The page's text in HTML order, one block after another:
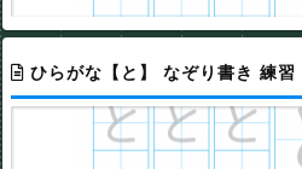
ひらがな【と】 なぞり書き 練習